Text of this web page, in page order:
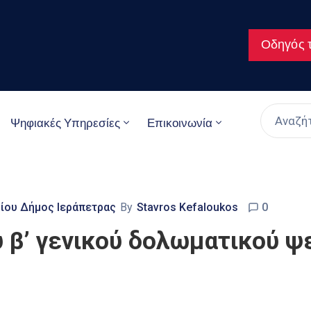
Οδηγός
Ψηφιακές Υπηρεσίες Επικοινωνία
Δήμος Ιεράπετρας By Stavros Kefaloukos 0
γενικού δολωματικού